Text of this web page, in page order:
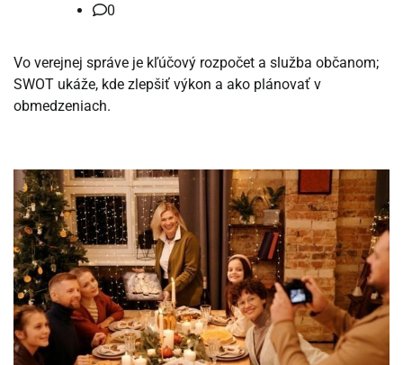
0
Vo verejnej správe je kľúčový rozpočet a služba občanom;
SWOT ukáže, kde zlepšiť výkon a ako plánovať v
obmedzeniach.